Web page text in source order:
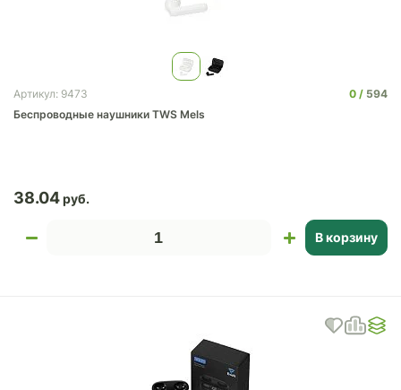
Артикул: 9473 0
594
Беспроводные наушники TWS Mels
38.04
В корзину